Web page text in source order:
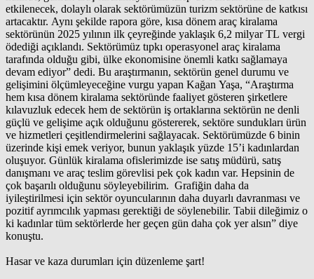
etkilenecek, dolaylı olarak sektörümüzün turizm sektörüne de katkısı
artacaktır. Aynı şekilde rapora göre, kısa dönem araç kiralama
sektörünün 2025 yılının ilk çeyreğinde yaklaşık 6,2 milyar TL vergi
ödediği açıklandı. Sektörümüz tıpkı operasyonel araç kiralama
tarafında olduğu gibi, ülke ekonomisine önemli katkı sağlamaya
devam ediyor” dedi. Bu araştırmanın, sektörün genel durumu ve
gelişimini ölçümleyeceğine vurgu yapan Kağan Yaşa, “Araştırma
hem kısa dönem kiralama sektöründe faaliyet gösteren şirketlere
kılavuzluk edecek hem de sektörün iş ortaklarına sektörün ne denli
güçlü ve gelişime açık olduğunu göstererek, sektöre sundukları ürün
ve hizmetleri çeşitlendirmelerini sağlayacak. Sektörümüzde 6 binin
üzerinde kişi emek veriyor, bunun yaklaşık yüzde 15’i kadınlardan
oluşuyor. Günlük kiralama ofislerimizde ise satış müdürü, satış
danışmanı ve araç teslim görevlisi pek çok kadın var. Hepsinin de
çok başarılı olduğunu söyleyebilirim. Grafiğin daha da
iyileştirilmesi için sektör oyuncularının daha duyarlı davranması ve
pozitif ayrımcılık yapması gerektiği de söylenebilir. Tabii dileğimiz o
ki kadınlar tüm sektörlerde her geçen gün daha çok yer alsın” diye
konuştu.
Hasar ve kaza durumları için düzenleme şart!